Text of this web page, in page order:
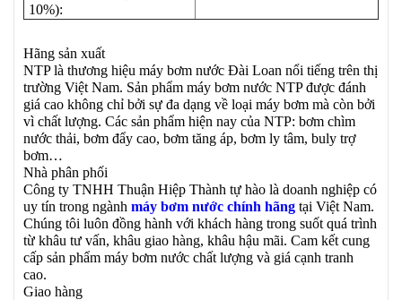
10%):
Hãng sản xuất
NTP là thương hiệu máy bơm nước Đài Loan nổi tiếng trên thị
trường Việt Nam. Sản phẩm máy bơm nước NTP được đánh
giá cao không chỉ bởi sự đa dạng về loại máy bơm mà còn bởi
vì chất lượng. Các sản phẩm hiện nay của NTP: bơm chìm
nước thải, bơm đẩy cao, bơm tăng áp, bơm ly tâm, buly trợ
bơm…
Nhà phân phối
Công ty TNHH Thuận Hiệp Thành tự hào là doanh nghiệp có
uy tín trong ngành máy bơm nước chính hãng tại Việt Nam.
Chúng tôi luôn đồng hành với khách hàng trong suốt quá trình
từ khâu tư vấn, khâu giao hàng, khâu hậu mãi. Cam kết cung
cấp sản phẩm máy bơm nước chất lượng và giá cạnh tranh
cao.
Giao hàng